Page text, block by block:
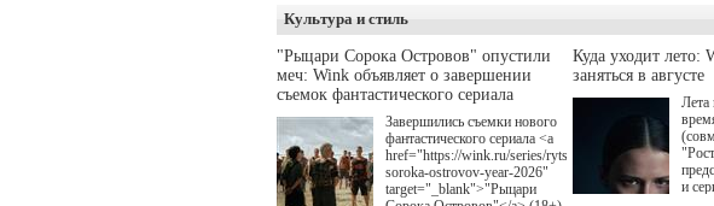
секции. Он озвучил ее на
"Помощь фронту и семьям
участников СВО", которая
прошла в Отрадном 7
Культура и стиль
"Рыцари Сорока Островов" опустили
меч: Wink объявляет о завершении
съемок фантастического сериала
Завершились съемки нового
фантастического сериала <a
href="https://wink.ru/series/rytsari-
soroka-ostrovov-year-2026"
target="_blank">"Рыцари
Куда уходит лето:
заняться в августе
Лета
и